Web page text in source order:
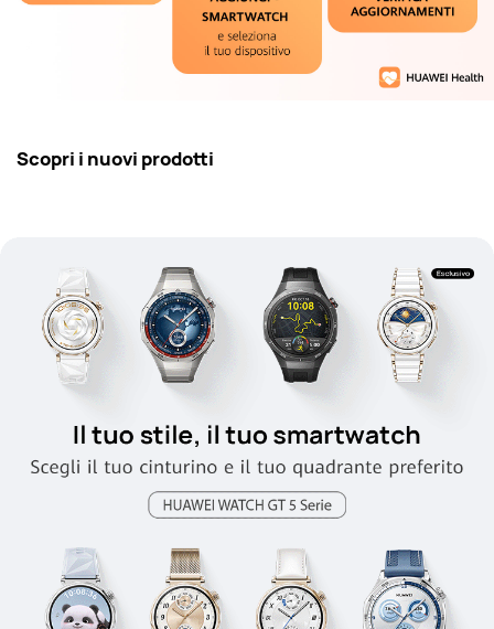
Scopri i nuovi prodotti